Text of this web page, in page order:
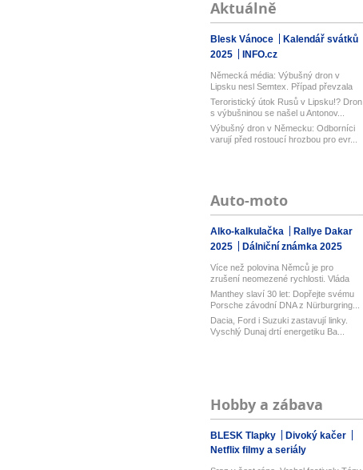
Aktuálně
Blesk Vánoce
Kalendář svátků
2025
INFO.cz
Německá média: Výbušný dron v
Lipsku nesl Semtex. Případ převzala
spol...
Teroristický útok Rusů v Lipsku!? Dron
s výbušninou se našel u Antonov...
Výbušný dron v Německu: Odborníci
varují před rostoucí hrozbou pro evr...
Auto-moto
Alko-kalkulačka
Rallye Dakar
2025
Dálniční známka 2025
Více než polovina Němců je pro
zrušení neomezené rychlosti. Vláda
řekl...
Manthey slaví 30 let: Dopřejte svému
Porsche závodní DNA z Nürburgring...
Dacia, Ford i Suzuki zastavují linky.
Vyschlý Dunaj drtí energetiku Ba...
Hobby a zábava
BLESK Tlapky
Divoký kačer
Netflix filmy a seriály